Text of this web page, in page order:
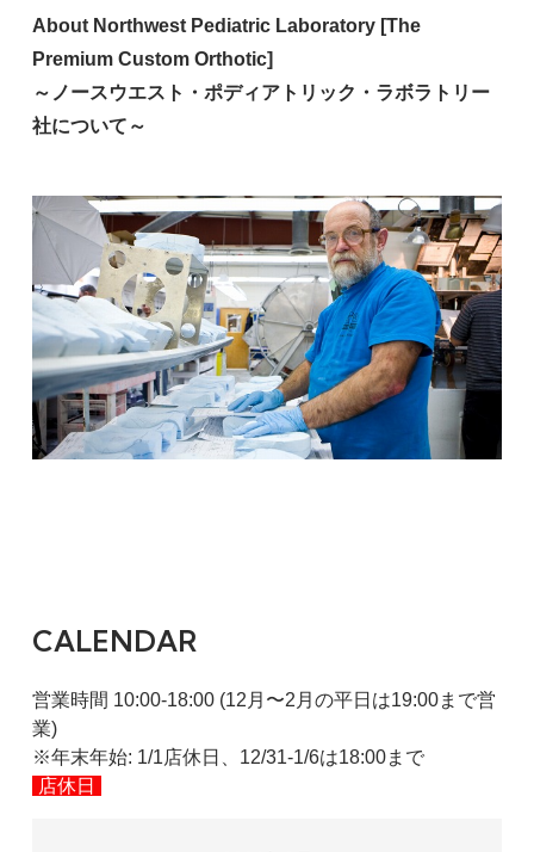
About Northwest Pediatric Laboratory [The
Premium Custom Orthotic]
～ノースウエスト・ポディアトリック・ラボラトリー
社について～
CALENDAR
営業時間 10:00-18:00 (12月〜2月の平日は19:00まで営
業)
※年末年始: 1/1店休日、12/31-1/6は18:00まで
店休日